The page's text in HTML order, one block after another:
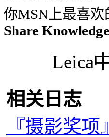
你MSN上最喜欢
Share Knowledge
Leica
相关日志
『摄影奖